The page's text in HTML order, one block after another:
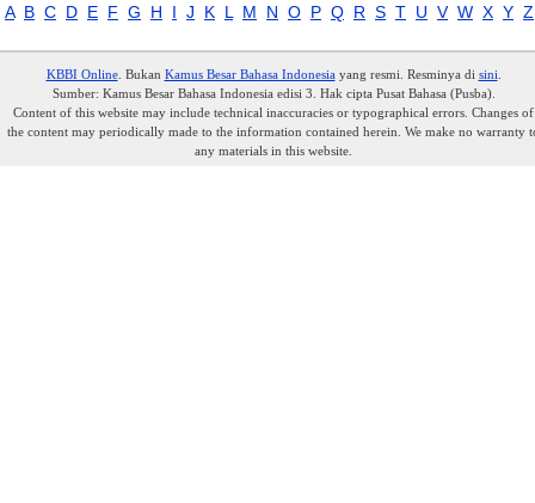
A B C D E F G H I J K L M N O P Q R S T U V W X Y Z
KBBI Online. Bukan Kamus Besar Bahasa Indonesiayang resmi. Resminya di sini
Sumber: Kamus Besar Bahasa Indonesia edisi 3. Hak cipta Pusat Bahasa (Pusba).
Content of this website may include technical inaccuracies or typographical errors. Changes of
the content may periodically made to the information contained herein. We make no warranty
any materials in this website.